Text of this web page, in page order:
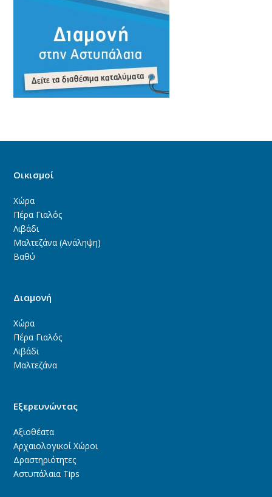
Οικισμοί
Χώρα
Πέρα Γιαλός
Λιβάδι
Μαλτεζάνα (Ανάληψη)
Βαθύ
Διαμονή
Χώρα
Πέρα Γιαλός
Λιβάδι
Μαλτεζάνα
Εξερευνώντας
Αξιοθέατα
Αρχαιολογικοί Χώροι
Δραστηριότητες
Αστυπάλαια Tips